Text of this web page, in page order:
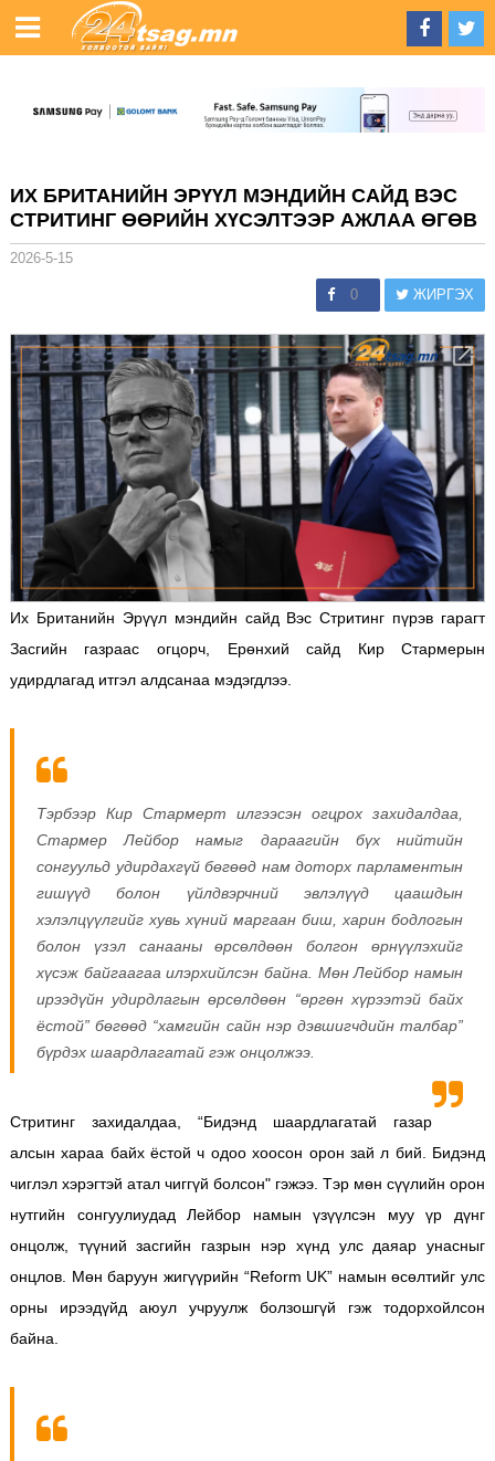
ИХ БРИТАНИЙН ЭРҮҮЛ МЭНДИЙН САЙД ВЭС
СТРИТИНГ ӨӨРИЙН ХҮСЭЛТЭЭР АЖЛАА ӨГӨВ
2026-5-15
0 ЖИРГЭХ
Их Британийн Эрүүл мэндийн сайд Вэс Стритинг пүрэв гарагт
Засгийн газраас огцорч, Ерөнхий сайд Кир Стармерын
удирдлагад итгэл алдсанаа мэдэгдлээ.
Тэрбээр Кир Стармерт илгээсэн огцрох захидалдаа,
Стармер Лейбор намыг дараагийн бүх нийтийн
сонгуульд удирдахгүй бөгөөд нам доторх парламентын
гишүүд болон үйлдвэрчний эвлэлүүд цаашдын
хэлэлцүүлгийг хувь хүний маргаан биш, харин бодлогын
болон үзэл санааны өрсөлдөөн болгон өрнүүлэхийг
хүсэж байгаагаа илэрхийлсэн байна. Мөн Лейбор намын
ирээдүйн удирдлагын өрсөлдөөн “өргөн хүрээтэй байх
ёстой” бөгөөд “хамгийн сайн нэр дэвшигчдийн талбар”
бүрдэх шаардлагатай гэж онцолжээ.
Стритинг захидалдаа, “Бидэнд шаардлагатай газар
алсын хараа байх ёстой ч одоо хоосон орон зай л бий. Бидэнд
чиглэл хэрэгтэй атал чиггүй болсон" гэжээ.Тэр мөн сүүлийн орон
нутгийн сонгуулиудад Лейбор намын үзүүлсэн муу үр дүнг
онцолж, түүний засгийн газрын нэр хүнд улс даяар унасныг
онцлов. Мөн баруун жигүүрийн “Reform UK” намын өсөлтийг улс
орны ирээдүйд аюул учруулж болзошгүй гэж тодорхойлсон
байна.